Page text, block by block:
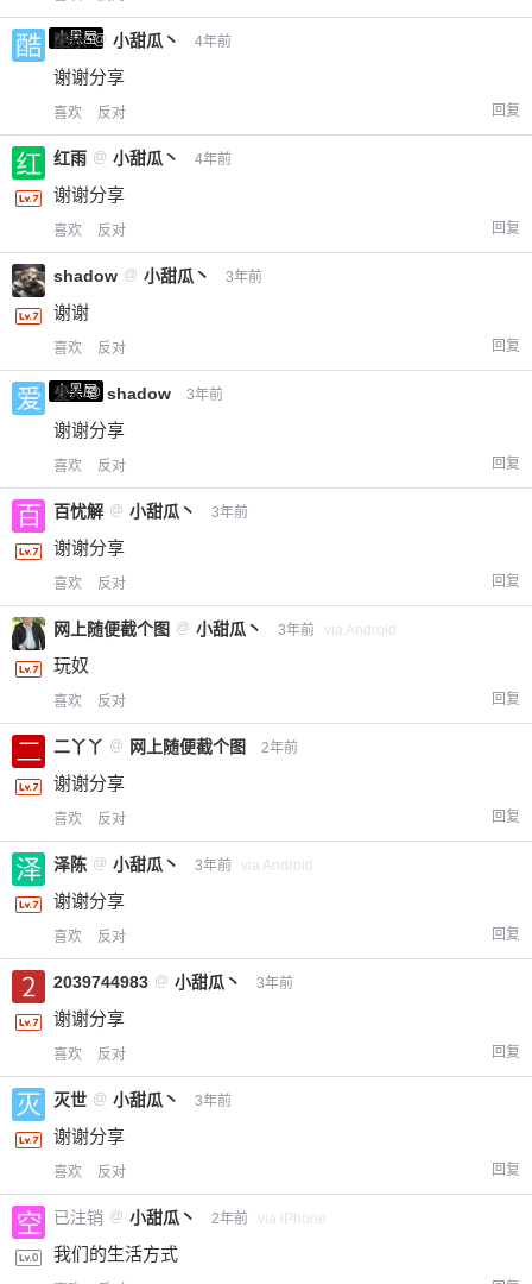
小黑屋
酷乐 @ 小甜瓜丶 4年前
谢谢分享
喜欢 反对 回复
红雨 @ 小甜瓜丶 4年前
谢谢分享
喜欢 反对 回复
shadow @ 小甜瓜丶 3年前
谢谢
喜欢 反对 回复
小黑屋
爱X @ shadow 3年前
谢谢分享
喜欢 反对 回复
百忧解 @ 小甜瓜丶 3年前
谢谢分享
喜欢 反对 回复
网上随便截个图 @ 小甜瓜丶 3年前 via Android
玩奴
喜欢 反对 回复
二丫丫 @ 网上随便截个图 2年前
谢谢分享
喜欢 反对 回复
泽陈 @ 小甜瓜丶 3年前 via Android
谢谢分享
喜欢 反对 回复
2039744983 @ 小甜瓜丶 3年前
谢谢分享
喜欢 反对 回复
灭世 @ 小甜瓜丶 3年前
谢谢分享
喜欢 反对 回复
已注销 @ 小甜瓜丶 2年前 via iPhone
我们的生活方式